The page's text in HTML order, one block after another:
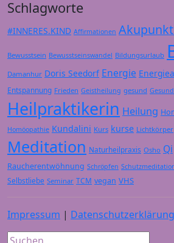
Schlagworte
#INNERES.KIND Affirmationen
Bewusstsein Bewusstseinswandel Bildungsurlaub
Damanhur Doris Seedorf Energie
Entspannung Frieden Geistheilung gesund
Heilpraktikerin Heilung
Homöopathie Kundalini Kurs kurse Lichtkörper
Meditation Naturheilpraxis Osho Qi
Raucherentwöhnung Schröpfen
Selbstliebe Seminar TCM vegan VHS
Impressum | Datenschutzerklärung